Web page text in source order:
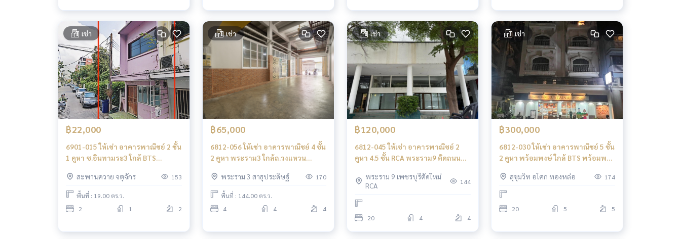
เช่า
฿22,000
6901-015 ให้เช่า อาคารพาณิชย์ 2 ชั้น
1 คูหา ซ.อินทามระ3 ใกล้ BTS
สะพานควาย จตุจักร
153
พื้นที่ : 19.00 ตร.ว.
2
1 2
เช่า
฿65,000
6812-056 ให้เช่า อาคารพาณิชย์ 4 ชั้น
2 คูหา พระราม3 ใกล้ถ.วงแหวน
พระราม 3 สาธุประดิษฐ์
170
พื้นที่ : 144.00 ตร.ว.
4
4 4
เช่า
฿120,000
6812-045 ให้เช่า อาคารพาณิชย์ 2
คูหา 4.5 ชั้น RCA พระราม9 ติดถนน
พระราม 9 เพชรบุรีตัดใหม่
RCA
144
20 4 4
เช่า
฿300,000
6812-030 ให้เช่า อาคารพาณิชย์ 5 ชั้น
2 คูหา พร้อมพงษ์ ใกล้ BTS พร้อมพงษ์
สุขุมวิท อโศก ทองหล่อ
174
20 5 5